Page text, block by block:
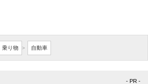
乗り物 > 自動車
- PR -